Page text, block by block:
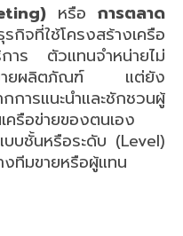
หรือ การตลาด
จที่ใช้โครงสร้างเครือ
การ ตัวแทนจำหน่ายไม่
รขายผลิตภัณฑ์ แต่ยัง
การแนะนำและชักชวนผู้
ครือข่ายของตนเอง
บบชั้นหรือระดับ (Level)
งทีมขายหรือผู้แทน